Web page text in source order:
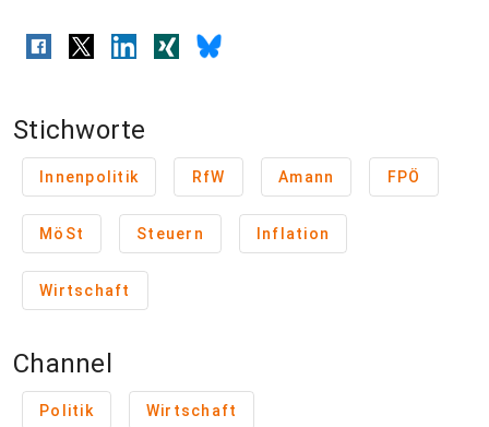
Stichworte
Innenpolitik RfW Amann FPÖ
MöSt Steuern Inflation
Wirtschaft
Channel
Politik Wirtschaft